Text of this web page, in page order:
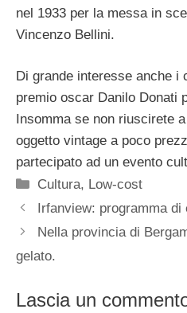
nel 1933 per la messa in
Vincenzo Bellini.
Di grande interesse anche i
premio oscar Danilo Donati
Insomma se non riuscirete
oggetto vintage a poco
partecipato ad un evento
Categorie
Cultura, Low-cost
Irfanview: programma di
Nella provincia di
gelato.
Lascia un